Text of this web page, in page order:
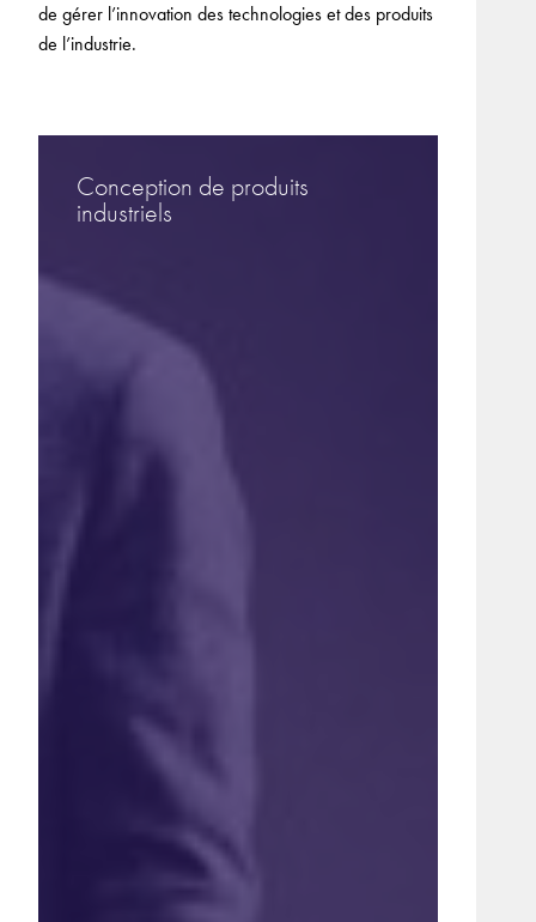
de gérer l’innovation des technologies et des produits
de l’industrie.
Conception de produits
industriels